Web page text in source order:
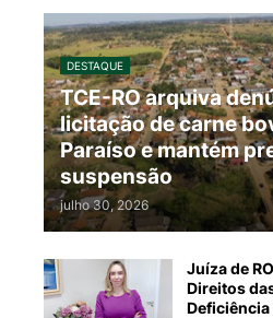
DESTAQUE
TCE-RO arquiva
licitação de carne
Paraíso e mantém
suspensão
julho 30, 2026
Juíza de
Direitos
Deficiência